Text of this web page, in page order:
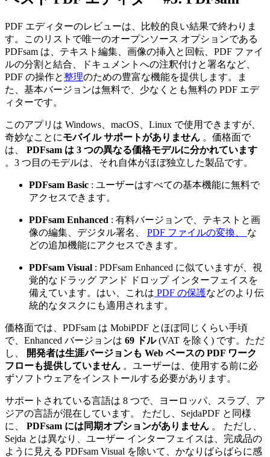
PDF エディターのレビューは、比較的良い結果で終わりま
す。このリストで唯一のオープンソース オプションである
PDFsam は、テキスト編集、画像の挿入と回転、PDF ファイ
ルの分割と結合、ドキュメントへの注釈付けと署名など、
PDF の操作と整理のための豊富な機能を提供します。ま
た、基本バージョンは無料で、少なくとも無料の PDF エデ
ィターです。
このアプリは Windows、macOS、Linux で使用できますが、
奇妙なことにモバイル サポートがありません 。価格面で
は、 PDFsam は 3 つの異なる価格モデルに分かれています
。3 つ目のモデルは、それ自体がほぼ独立した製品です。
PDFsam Basic : ユーザーはすべての基本機能に無料で
アクセスできます。
PDFsam Enhanced : 有料バージョンで、テキストと画
像の編集、デジタル署名、 PDF ファイルの変換、 な
どの追加機能にアクセスできます。
PDFsam Visual : PDFsam Enhanced に似ていますが、視
覚的なドラッグ アンド ドロップ インターフェイスを
備えています。はい、これは PDF の保護などのより伝
統的なタスクにも適用されます。
価格面では、PDFsam は MobiPDF とほぼ同じくらい手頃
で、Enhanced バージョンは 69 ドル(VAT を除く) です。ただ
し、
開発者は生涯バージョンも Web ベースの PDF ワーク
フローも提供していません 。ユーザーは、使用する前に必
ずソフトウェアをインストールする必要があります。
サポートされている言語は 8 つで、ヨーロッパ、スラブ、ア
ジアの言語が混在しています。 ただし、SejdaPDF と同様
に、 PDFsam には同期オプションがありません 。 ただし、
Sejda とは異なり、ユーザー インターフェイスは、完成品の
ように見える PDFsam Visual を除いて、かなりばらばらに感